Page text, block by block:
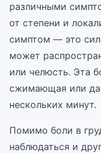
различными
от степени и
симптом — это
может
или челюсть. Эта
сжимающая или
нескольких минут.
Помимо боли в
наблюдаться и